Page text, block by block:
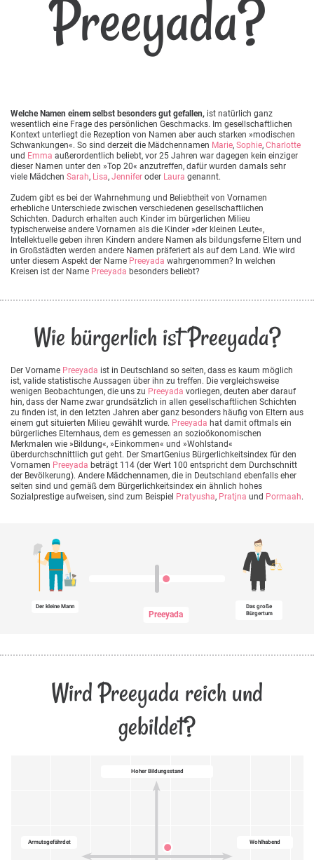
Preeyada?
Welche Namen einem selbst besonders gut gefallen, ist natürlich ganz
wesentlich eine Frage des persönlichen Geschmacks. Im gesellschaftlichen
Kontext unterliegt die Rezeption von Namen aber auch starken »modischen
Schwankungen«. So sind derzeit die Mädchennamen Marie, Sophie, Charlotte
und Emma außerordentlich beliebt, vor 25 Jahren war dagegen kein einziger
dieser Namen unter den »Top 20« anzutreffen, dafür wurden damals sehr
viele Mädchen Sarah, Lisa, Jennifer oder Laura genannt.
Zudem gibt es bei der Wahrnehmung und Beliebtheit von Vornamen
erhebliche Unterschiede zwischen verschiedenen gesellschaftlichen
Schichten. Dadurch erhalten auch Kinder im bürgerlichen Milieu
typischerweise andere Vornamen als die Kinder »der kleinen Leute«,
Intellektuelle geben ihren Kindern andere Namen als bildungsferne Eltern und
in Großstädten werden andere Namen präferiert als auf dem Land. Wie wird
unter diesem Aspekt der Name Preeyada wahrgenommen? In welchen
Kreisen ist der Name Preeyada besonders beliebt?
Wie bürgerlich ist Preeyada?
Der Vorname Preeyada ist in Deutschland so selten, dass es kaum möglich
ist, valide statistische Aussagen über ihn zu treffen. Die vergleichsweise
wenigen Beobachtungen, die uns zu Preeyada vorliegen, deuten aber darauf
hin, dass der Name zwar grundsätzlich in allen gesellschaftlichen Schichten
zu finden ist, in den letzten Jahren aber ganz besonders häufig von Eltern aus
einem gut situierten Milieu gewählt wurde. Preeyada hat damit oftmals ein
bürgerliches Elternhaus, dem es gemessen an sozioökonomischen
Merkmalen wie »Bildung«, »Einkommen« und »Wohlstand«
überdurchschnittlich gut geht. Der SmartGenius Bürgerlichkeitsindex für den
Vornamen Preeyada beträgt 114 (der Wert 100 entspricht dem Durchschnitt
der Bevölkerung). Andere Mädchennamen, die in Deutschland ebenfalls eher
selten sind und gemäß dem Bürgerlichkeitsindex ein ähnlich hohes
Sozialprestige aufweisen, sind zum Beispiel Pratyusha, Pratjna und Pormaah.
Der kleine Mann
Preeyada
Das große
Bürgertum
Wird Preeyada reich und
gebildet?
Hoher Bildungsstand
Wohlhabend
Armutsgefährdet